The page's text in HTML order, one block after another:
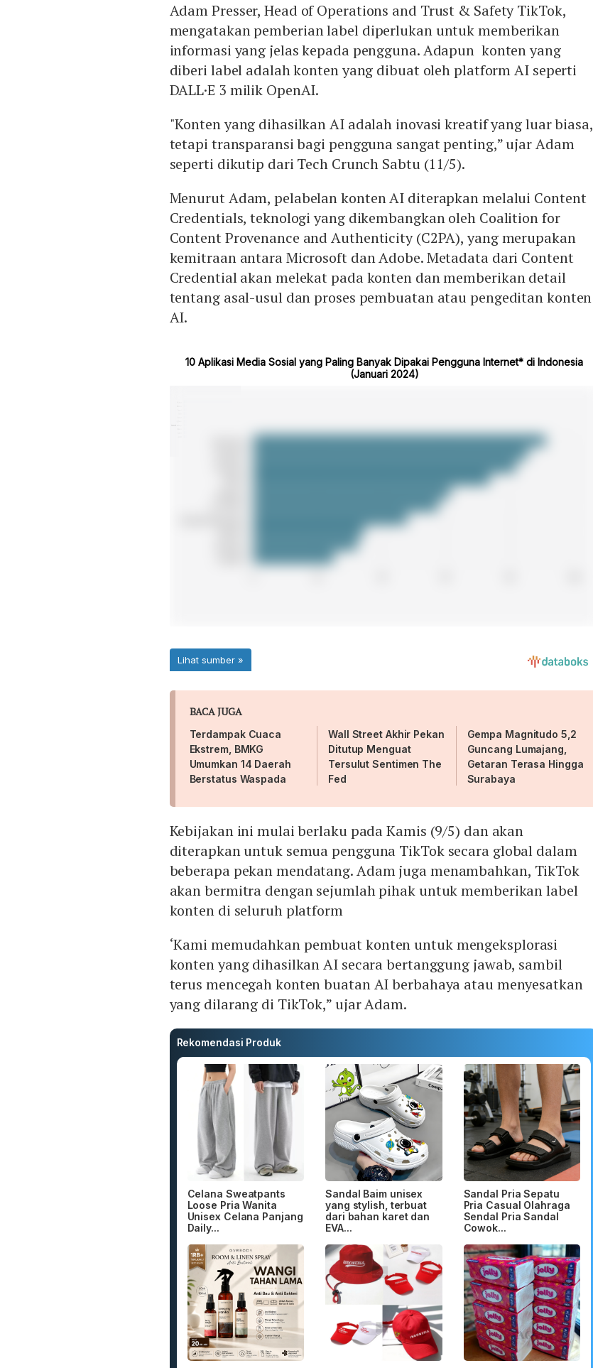
Adam Presser, Head of Operations and Trust & Safety TikTok,
mengatakan pemberian label diperlukan untuk memberikan
informasi yang jelas kepada pengguna. Adapun konten yang
diberi label adalah konten yang dibuat oleh platform AI seperti
DALL·E 3 milik OpenAI.
"Konten yang dihasilkan AI adalah inovasi kreatif yang luar biasa,
tetapi transparansi bagi pengguna sangat penting,” ujar Adam
seperti dikutip dari Tech Crunch Sabtu (11/5).
Menurut Adam, pelabelan konten AI diterapkan melalui Content
Credentials, teknologi yang dikembangkan oleh Coalition for
Content Provenance and Authenticity (C2PA), yang merupakan
kemitraan antara Microsoft dan Adobe. Metadata dari Content
Credential akan melekat pada konten dan memberikan detail
tentang asal-usul dan proses pembuatan atau pengeditan konten
AI.
BACA JUGA
Terdampak Cuaca
Ekstrem, BMKG
Umumkan 14 Daerah
Berstatus Waspada
Wall Street Akhir Pekan
Ditutup Menguat
Tersulut Sentimen The
Fed
Gempa Magnitudo 5,2
Guncang Lumajang,
Getaran Terasa Hingga
Surabaya
Kebijakan ini mulai berlaku pada Kamis (9/5) dan akan
diterapkan untuk semua pengguna TikTok secara global dalam
beberapa pekan mendatang. Adam juga menambahkan, TikTok
akan bermitra dengan sejumlah pihak untuk memberikan label
konten di seluruh platform
‘Kami memudahkan pembuat konten untuk mengeksplorasi
konten yang dihasilkan AI secara bertanggung jawab, sambil
terus mencegah konten buatan AI berbahaya atau menyesatkan
yang dilarang di TikTok,” ujar Adam.
Rekomendasi Produk
Celana Sweatpants
Loose Pria Wanita
Unisex Celana Panjang
Daily...
Sandal Baim unisex
yang stylish, terbuat
dari bahan karet dan
EVA...
Sandal Pria Sepatu
Pria Casual Olahraga
Sendal Pria Sandal
Cowok...